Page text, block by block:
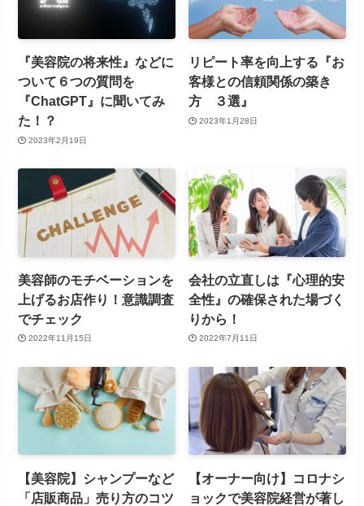
『美容院の将来性』などに
ついて６つの質問を
『ChatGPT』に聞いてみ
た！？
2023年2月19日
リピート率を向上する『お
客様との信頼関係の築き
方 ３選』
2023年1月28日
美容師のモチベーションを
上げるお店作り！意識調査
でチェック
2022年11月15日
会社の立直しは『心理的安
全性』の確保された場づく
りから！
2022年7月11日
【美容院】シャンプーなど
「店販商品」売り方のコツ
【オーナー向け】コロナシ
ョックで美容院経営が著し